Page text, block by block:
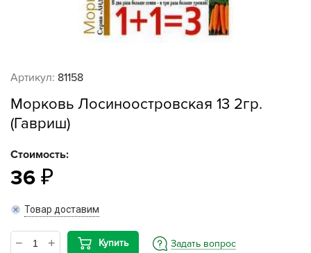
Артикул: 81158
Морковь Лосиноостровская 13 2гр.
(Гавриш)
Стоимость:
36
Товар доставим
Купить Задать вопрос